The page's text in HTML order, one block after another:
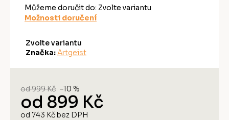
Můžeme doručit do: Zvolte variantu
Možnosti doručení
Zvolte variantu
Značka: Artgeist
od 999 Kč –10 %
od 899 Kč
od 743 Kčbez DPH